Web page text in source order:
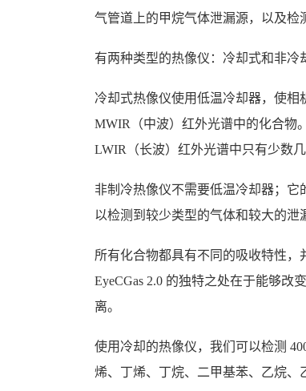
气管道上的甲烷气体泄漏源，以及检
有两种类型的热像仪：冷却式和非冷
冷却式热像仪使用低温冷却器，使相
MWIR（中波）红外光谱中的化合物
LWIR（长波）红外光谱中只有少数几
非制冷热像仪不需要低温冷却器；
以检测到较少类型的气体和较大的泄
所有化合物都具有不同的吸收特性，
EyeCGas 2.0 的独特之处在于能够
离。
使用冷却的热像仪，我们可以检测
烯、丁烯、丁烷、二甲基苯、乙烷、